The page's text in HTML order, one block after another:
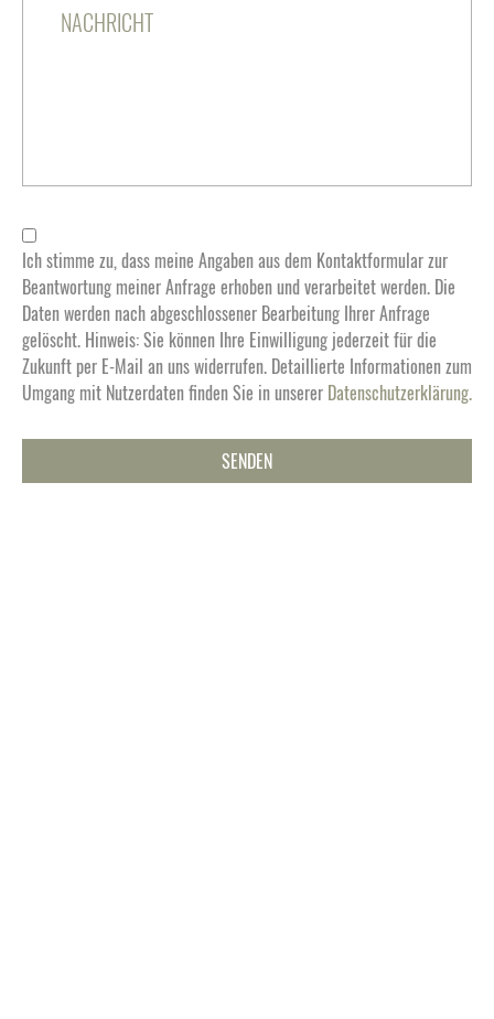
Ich stimme zu, dass meine Angaben aus dem Kontaktformular zur
Beantwortung meiner Anfrage erhoben und verarbeitet werden. Die
Daten werden nach abgeschlossener Bearbeitung Ihrer Anfrage
gelöscht. Hinweis: Sie können Ihre Einwilligung jederzeit für die
Zukunft per E-Mail an uns widerrufen. Detaillierte Informationen zum
Umgang mit Nutzerdaten finden Sie in unserer Datenschutzerklärung.
SENDEN